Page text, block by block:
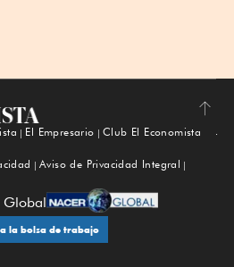
Subir
El Empresario
Club El Economista
Aviso de Privacidad Integral
Global
la bolsa de trabajo